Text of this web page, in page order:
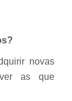
novas
as que